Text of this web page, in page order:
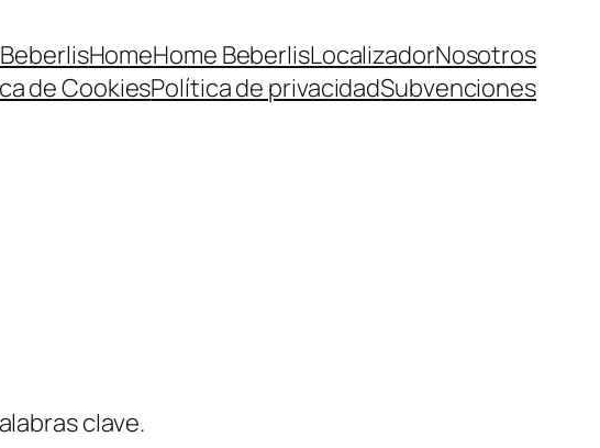
HomeHome BeberlisLocalizadorNosotros
de CookiesPolítica de privacidadSubvenciones
clave.